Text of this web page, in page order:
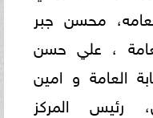
محسن جبر
، علي حسن
العامة و امين
رئيس المركز